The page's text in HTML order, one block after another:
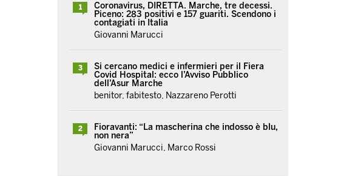
1
Coronavirus, DIRETTA. Marche, tre decessi.
Piceno: 283 positivi e 157 guariti. Scendono i
contagiati in Italia
Giovanni Marucci
3
Si cercano medici e infermieri per il Fiera
Covid Hospital: ecco l’Avviso Pubblico
dell’Asur Marche
benitor, fabitesto, Nazzareno Perotti
2
Fioravanti: “La mascherina che indosso è blu,
non nera”
Giovanni Marucci, Marco Rossi